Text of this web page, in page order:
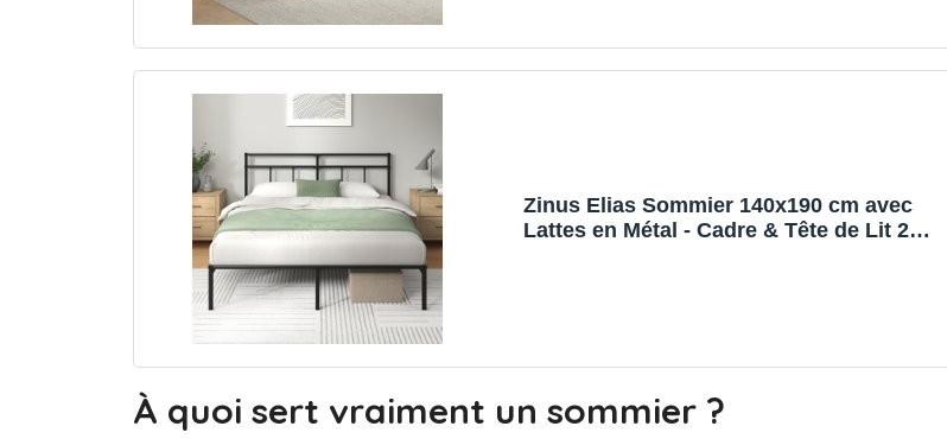
Zinus Elias Sommier 140x190 cm avec
Lattes en Métal - Cadre & Tête de Lit 2
À quoi sert vraiment un sommier ?